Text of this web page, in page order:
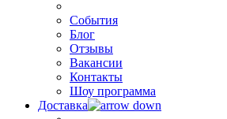
События
Блог
Отзывы
Вакансии
Контакты
Шоу программа
Доставка